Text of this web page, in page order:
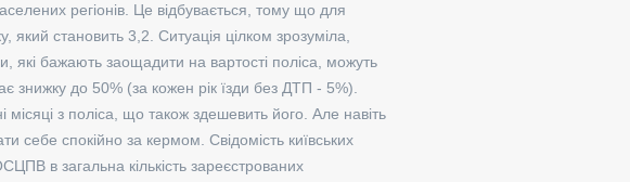
регіонів. Це відбувається, тому що для
становить 3,2. Ситуація цілком зрозуміла,
які бажають заощадити на вартості поліса, можуть
до 50% (за кожен рік їзди без ДТП - 5%).
з поліса, що також здешевить його. Але навіть
себе спокійно за кермом. Свідомість київських
в загальна кількість зареєстрованих